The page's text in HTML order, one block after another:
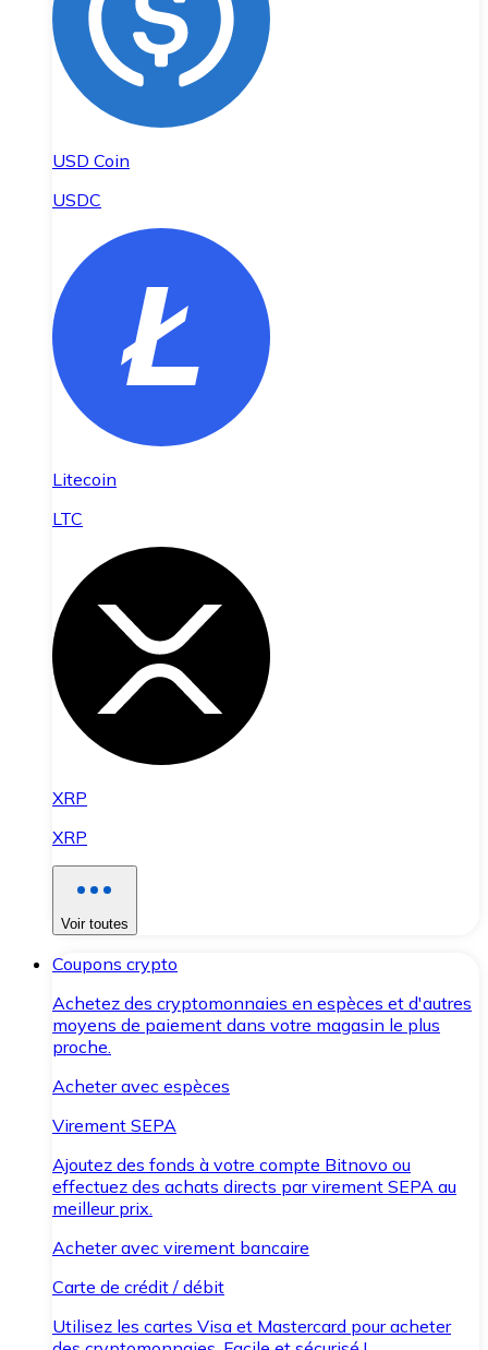
USD Coin
USDC
Litecoin
LTC
XRP
XRP
Voir toutes
Coupons crypto
Achetez des cryptomonnaies en espèces et d'autres
moyens de paiement dans votre magasin le plus
proche.
Acheter avec espèces
Virement SEPA
Ajoutez des fonds à votre compte Bitnovo ou
effectuez des achats directs par virement SEPA au
meilleur prix.
Acheter avec virement bancaire
Carte de crédit / débit
Utilisez les cartes Visa et Mastercard pour acheter